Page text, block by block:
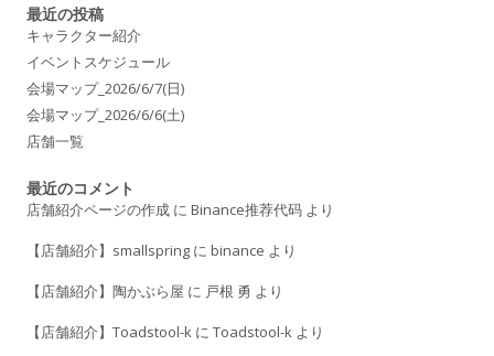
最近の投稿
キャラクター紹介
イベントスケジュール
会場マップ_2026/6/7(日)
会場マップ_2026/6/6(土)
店舗一覧
最近のコメント
店舗紹介ページの作成 に Binance推荐代码 より
【店舗紹介】smallspring に binance より
【店舗紹介】陶かぶら屋 に 戸根 勇 より
【店舗紹介】Toadstool-k に Toadstool-k より